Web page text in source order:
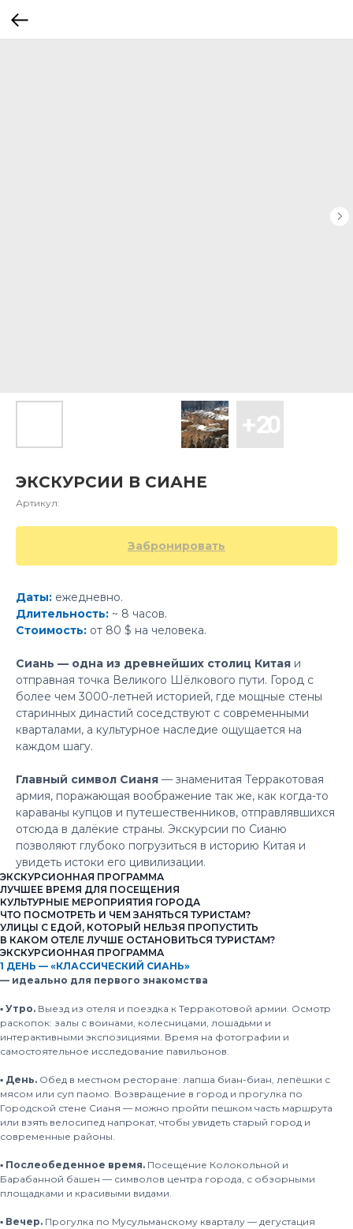
ЭКСКУРСИИ В СИАНЕ
Артикул:
Забронировать
Даты: ежедневно.
Длительность: ~ 8 часов.
Стоимость: от 80 $ на человека.
Сиань — одна из древнейших столиц Китая и
отправная точка Великого Шёлкового пути. Город с
более чем 3000-летней историей, где мощные стены
старинных династий соседствуют с современными
кварталами, а культурное наследие ощущается на
каждом шагу.
Главный символ Сианя — знаменитая Терракотовая
армия, поражающая воображение так же, как когда-то
караваны купцов и путешественников, отправлявшихся
отсюда в далёкие страны. Экскурсии по Сианю
позволяют глубоко погрузиться в историю Китая и
увидеть истоки его цивилизации.
ЭКСКУРСИОННАЯ ПРОГРАММА
ЛУЧШЕЕ ВРЕМЯ ДЛЯ ПОСЕЩЕНИЯ
КУЛЬТУРНЫЕ МЕРОПРИЯТИЯ ГОРОДА
ЧТО ПОСМОТРЕТЬ И ЧЕМ ЗАНЯТЬСЯ ТУРИСТАМ?
УЛИЦЫ С ЕДОЙ, КОТОРЫЙ НЕЛЬЗЯ ПРОПУСТИТЬ
В КАКОМ ОТЕЛЕ ЛУЧШЕ ОСТАНОВИТЬСЯ ТУРИСТАМ?
ЭКСКУРСИОННАЯ ПРОГРАММА
1 ДЕНЬ — «КЛАССИЧЕСКИЙ СИАНЬ»
— идеально для первого знакомства
▪️ Утро. Выезд из отеля и поездка к Терракотовой армии. Осмотр
раскопок: залы с воинами, колесницами, лошадьми и
интерактивными экспозициями. Время на фотографии и
самостоятельное исследование павильонов.
▪️ День. Обед в местном ресторане: лапша биан-биан, лепёшки с
мясом или суп паомо. Возвращение в город и прогулка по
Городской стене Сианя — можно пройти пешком часть маршрута
или взять велосипед напрокат, чтобы увидеть старый город и
современные районы.
▪️ Послеобеденное время. Посещение Колокольной и
Барабанной башен — символов центра города, с обзорными
площадками и красивыми видами.
▪️ Вечер. Прогулка по Мусульманскому кварталу — дегустация